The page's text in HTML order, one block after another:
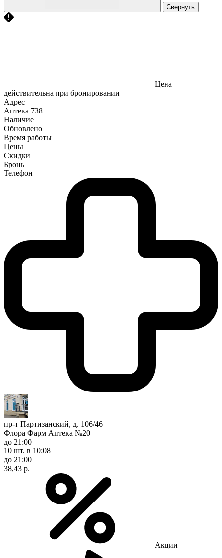
Свернуть
Цена
действительна при бронировании
Адрес
Аптека 738
Наличие
Обновлено
Время работы
Цены
Скидки
Бронь
Телефон
пр-т Партизанский, д. 106/46
Флора Фарм Аптека №20
до 21:00
10 шт. в 10:08
до 21:00
38,43 р.
Акции